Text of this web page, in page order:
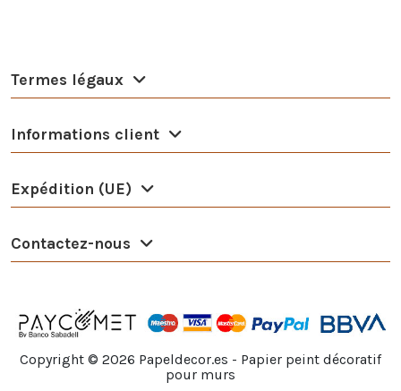
Termes légaux
Informations client
Expédition (UE)
Contactez-nous
Copyright © 2026 Papeldecor.es - Papier peint décoratif
pour murs